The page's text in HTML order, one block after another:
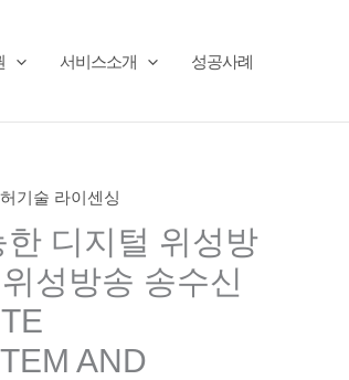
서비스소개 성공사례
기술 라이센싱
디지털 위성방
성방송 송수신
AND